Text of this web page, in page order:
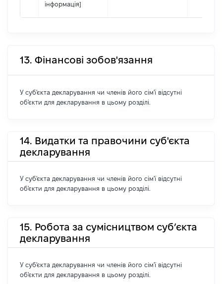
інформація]
13. Фінансові зобов'язання
У суб'єкта декларування чи членів його сім'ї відсутні
об'єкти для декларування в цьому розділі.
14. Видатки та правочини суб'єкта
декларування
У суб'єкта декларування чи членів його сім'ї відсутні
об'єкти для декларування в цьому розділі.
15. Робота за сумісництвом суб’єкта
декларування
У суб'єкта декларування чи членів його сім'ї відсутні
об'єкти для декларування в цьому розділі.